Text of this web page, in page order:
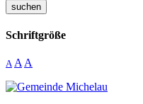
suchen
Schriftgröße
A A A